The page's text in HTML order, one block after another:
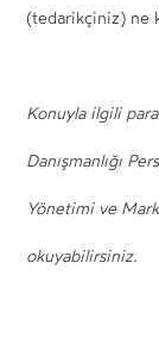
(tedarikçiniz) ne
Konuyla ilgili
Danışmanlığı
Yönetimi ve
okuyabilirsiniz.